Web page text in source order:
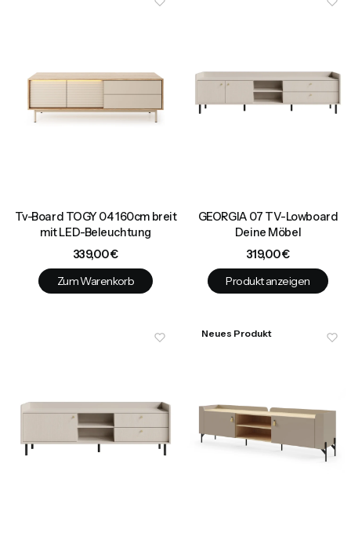
Tv-Board TOGY 04 160cm breit
mit LED-Beleuchtung
Preis
339,00 €
Zum Warenkorb
GEORGIA 07 TV-Lowboard
Deine Möbel
Preis
319,00 €
Produkt anzeigen
Neues Produkt